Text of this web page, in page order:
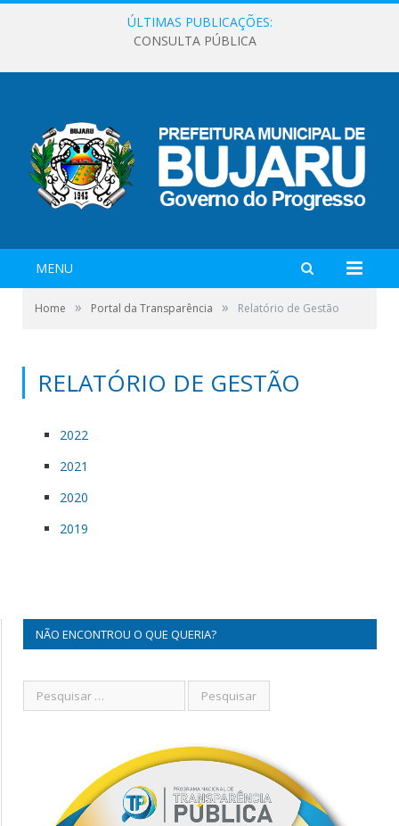
ÚLTIMAS PUBLICAÇÕES:
CONSULTA PÚBLICA
MENU
Home » Portal da Transparência » Relatório de Gestão
RELATÓRIO DE GESTÃO
2022
2021
2020
2019
NÃO ENCONTROU O QUE QUERIA?